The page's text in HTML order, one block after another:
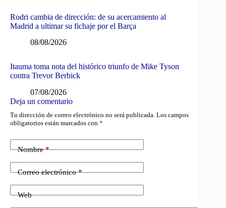
Rodri cambia de dirección: de su acercamiento al
Madrid a ultimar su fichaje por el Barça
08/08/2026
Itauma toma nota del histórico triunfo de Mike Tyson
contra Trevor Berbick
07/08/2026
Deja un comentario
Tu dirección de correo electrónico no será publicada. Los campos
obligatorios están marcados con *
Nombre*
Correo electrónico*
Web